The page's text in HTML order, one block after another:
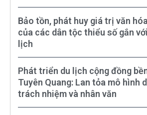
Bảo tồn, phát huy giá trị văn
của các dân tộc thiểu số gắn
lịch
Phát triển du lịch cộng đồng
Tuyên Quang: Lan tỏa mô hình
trách nhiệm và nhân văn